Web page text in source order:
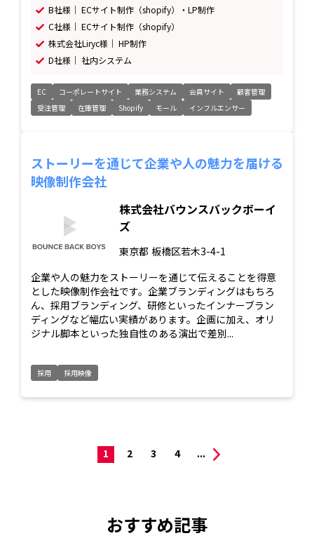
B社様｜ ECサイト制作（shopify）・LP制作
C社様｜ ECサイト制作（shopify）
株式会社Liryc様｜ HP制作
D社様｜ 社内システム
EC コーポレートサイト 業務システム 会員サイト
顧客管理
受注管理
在庫管理 Shopify モール インフルエンサー
ストーリーを通じて企業や人の魅力を届ける
映像制作会社
株式会社バウンスバックボーイ
ズ
東京都 板橋区若木3-4-1
企業や人の魅力をストーリーを通じて伝えることを得意
とした映像制作会社です。企業ブランディングはもちろ
ん、採用ブランディング、研修といったインナーブラン
ディングなど幅広い実績があります。企画に加え、オリ
ジナル脚本といった独自性のある演出で差別...
採用 採用映像
1 2 3 4 ...
おすすめ記事